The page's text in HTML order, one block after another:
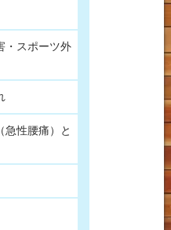
・スポーツ外
急性腰痛）と